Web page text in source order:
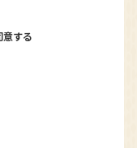
意する